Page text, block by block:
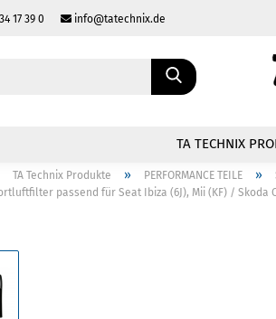
17 39 0 info@tatechnix.de
TA TECHNIX
TA Technix Produkte » PERFORMANCE TEILE »
passend für Seat Ibiza (6J), Mii (KF) / Skoda